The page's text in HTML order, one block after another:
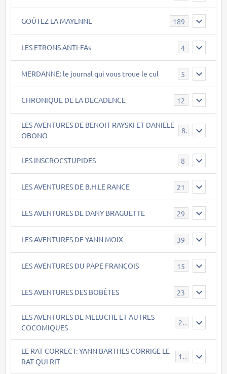
GOÛTEZ LA MAYENNE 189
LES ETRONS ANTI-FAs 4
MERDANNE: le journal qui vous troue le cul 5
CHRONIQUE DE LA DECADENCE 12
LES AVENTURES DE BENOIT RAYSKI ET DANIELE
OBONO
8
LES INSCROCSTUPIDES 8
LES AVENTURES DE B.H.LE RANCE 21
LES AVENTURES DE DANY BRAGUETTE 29
LES AVENTURES DE YANN MOIX 39
LES AVENTURES DU PAPE FRANCOIS 15
LES AVENTURES DES BOBÊTES 23
LES AVENTURES DE MELUCHE ET AUTRES
COCOMIQUES
22
LE RAT CORRECT: YANN BARTHES CORRIGE LE
RAT QUI RIT
15